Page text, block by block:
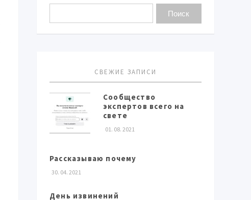
СВЕЖИЕ ЗАПИСИ
Сообщество
экспертов всего на
свете
01. 08. 2021
Рассказываю почему
30. 04. 2021
День извинений